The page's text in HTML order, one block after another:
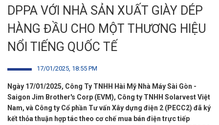
DPPA VỚI NHÀ SẢN XUẤT GIÀY DÉP
HÀNG ĐẦU CHO MỘT THƯƠNG HIỆU
NỔI TIẾNG QUỐC TẾ
17/01/2025, 18:55 PM
Ngày 17/01/2025, Công Ty TNHH Hài Mỹ Nhà Máy Sài Gòn -
Saigon Jim Brother's Corp (EVM), Công ty TNHH Solarvest Việt
Nam, và Công ty Cổ phần Tư vấn Xây dựng điện 2 (PECC2) đã ký
kết thỏa thuận hợp tác theo cơ chế mua bán điện trực tiếp